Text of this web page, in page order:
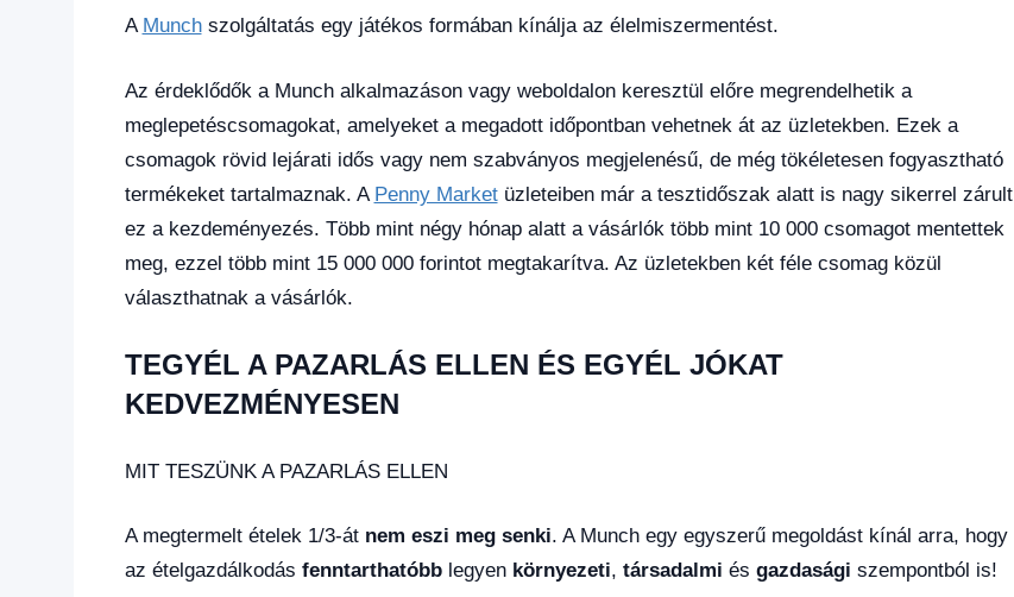
A Munchszolgáltatás egy játékos formában kínálja az élelmiszermentést.
Az érdeklődők a Munch alkalmazáson vagy weboldalon keresztül előre megrendelhetik a
meglepetéscsomagokat, amelyeket a megadott időpontban vehetnek át az üzletekben. Ezek a
csomagok rövid lejárati idős vagy nem szabványos megjelenésű, de még tökéletesen fogyasztható
termékeket tartalmaznak. A Penny Marketüzleteiben már a tesztidőszak alatt is nagy sikerrel zárult
ez a kezdeményezés. Több mint négy hónap alatt a vásárlók több mint 10 000 csomagot mentettek
meg, ezzel több mint 15 000 000 forintot megtakarítva. Az üzletekben két féle csomag közül
választhatnak a vásárlók.
TEGYÉL A PAZARLÁS ELLEN ÉS EGYÉL JÓKAT
KEDVEZMÉNYESEN
MIT TESZÜNK A PAZARLÁS ELLEN
A megtermelt ételek 1/3-át nem eszi meg senki. A Munch egy egyszerű megoldást kínál arra, hogy
az ételgazdálkodás fenntarthatóbblegyen környezeti, társadalmi és gazdasági szempontból is!